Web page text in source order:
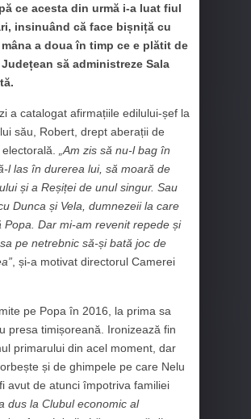
ce acesta din urmă i-a luat fiul
insinuând că face bișniță cu
a doua în timp ce e plătit de
să administreze Sala
a catalogat afirmațiile edilului-șef la
său, Robert, drept aberații de
„Am zis să nu-l bag în
l las în durerea lui, să moară de
și a Reșiței de unul singur. Sau
Dunca și Vela, dumnezeii la care
Popa. Dar mi-am revenit repede și
pe netrebnic să-și bată joc de
, și-a motivat directorul Camerei
pe Popa în 2016, la prima sa
presa timișoreană. Ironizează fin
primarului din acel moment, dar
și de ghimpele pe care Nelu
avut de atunci împotriva familiei
a dus la Clubul economic al